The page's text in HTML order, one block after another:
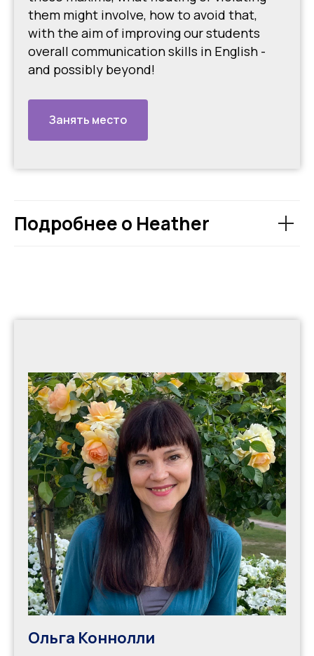
them might involve, how to avoid that,
with the aim of improving our students
overall communication skills in English -
and possibly beyond!
Занять место
Подробнее о Heather
Ольга Коннолли